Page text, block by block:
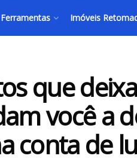
Ferramentas Imóveis
que
você a
conta de